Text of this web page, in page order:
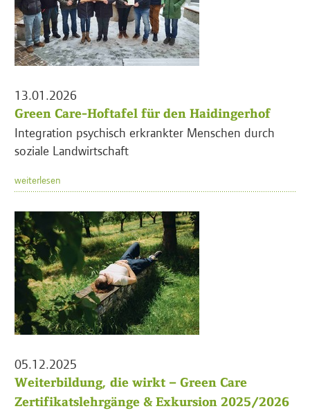
13.01.2026
Green Care-Hoftafel für den Haidingerhof
Integration psychisch erkrankter Menschen durch
soziale Landwirtschaft
weiterlesen
05.12.2025
Weiterbildung, die wirkt – Green Care
Zertifikatslehrgänge & Exkursion 2025/2026